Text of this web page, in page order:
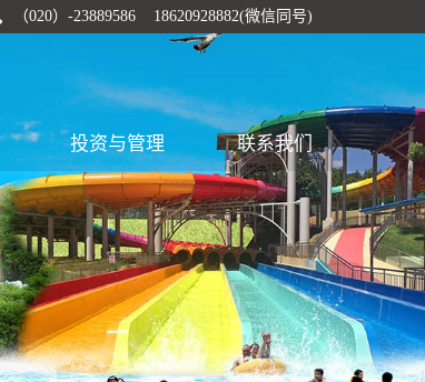
（020）-23889586 18620928882(微信同号)
投资与管理 联系我们